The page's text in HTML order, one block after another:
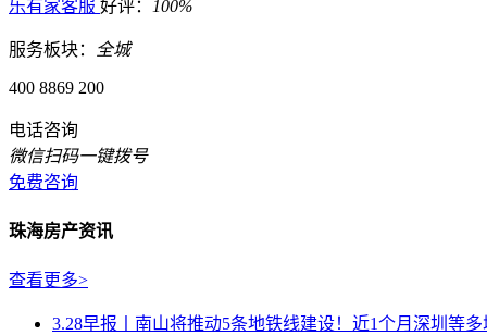
乐有家客服 好评： 100%
服务板块： 全城
400 8869 200
电话咨询
微信扫码一键拨号
免费咨询
珠海房产资讯
查看更多>
3.28早报丨南山将推动5条地铁线建设！近1个月深圳等多